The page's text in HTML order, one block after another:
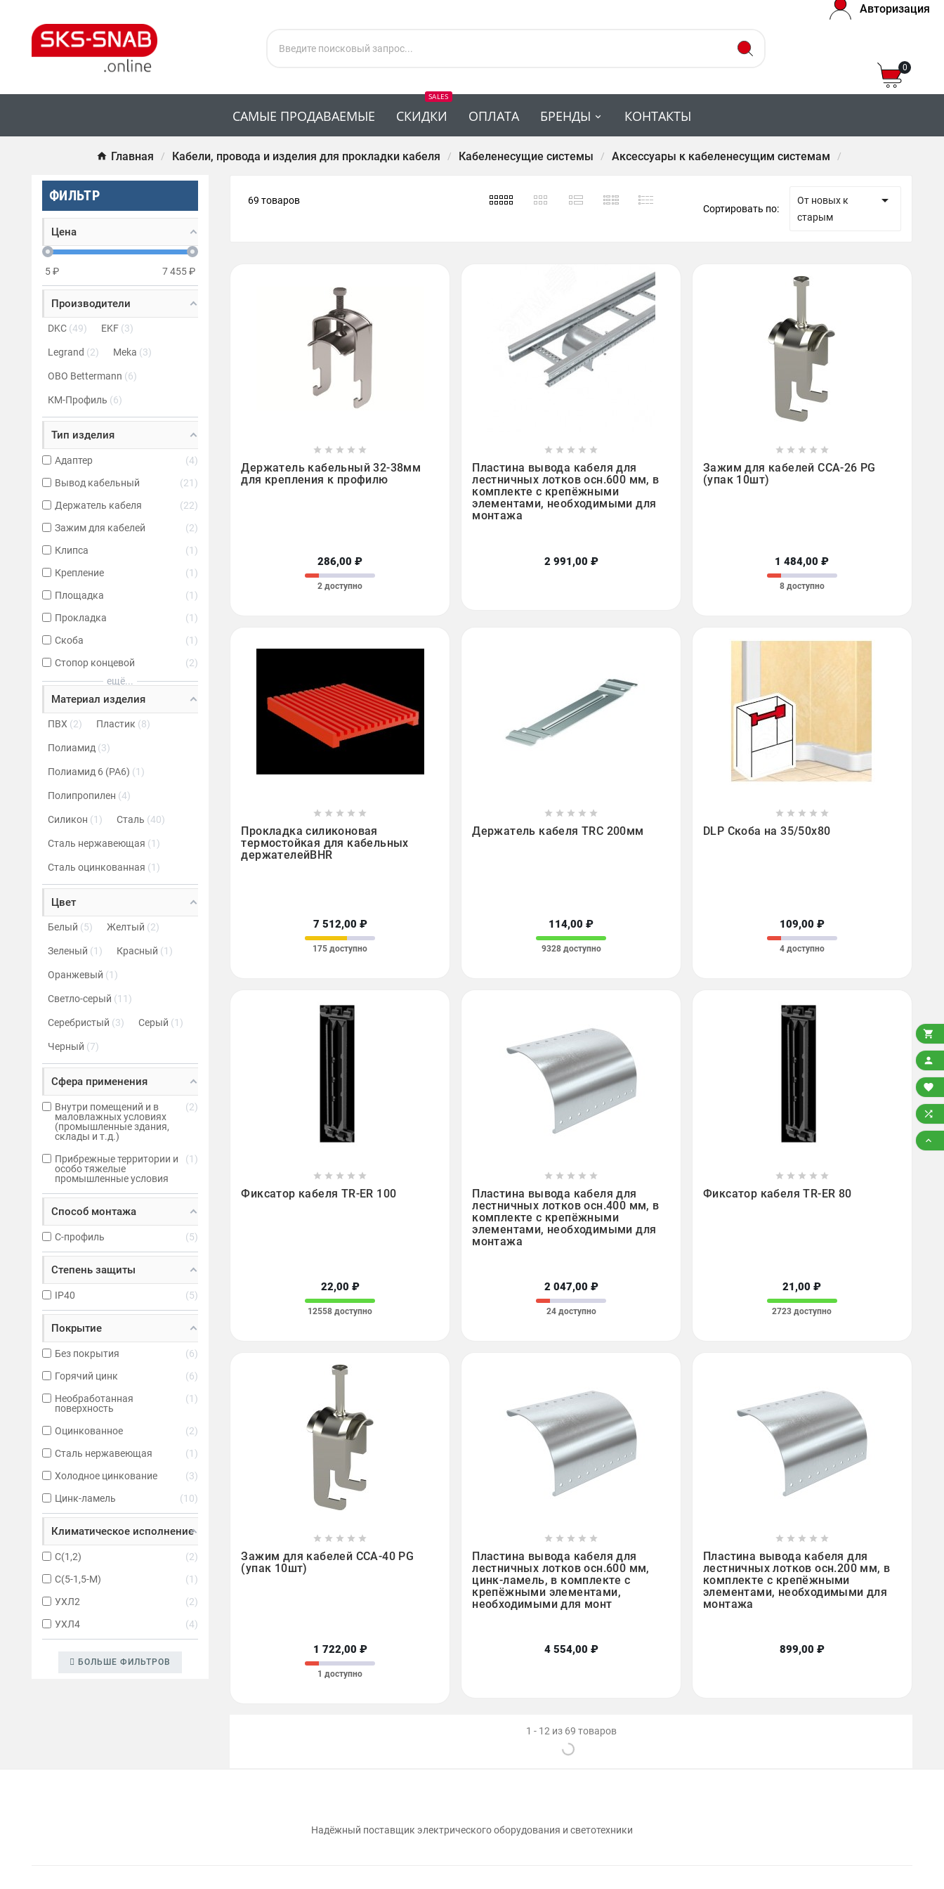
Авторизация
0
САМЫЕ ПРОДАВАЕМЫЕ СКИДКИ
SALES
ОПЛАТА БРЕНДЫ КОНТАКТЫ
Главная Кабели, провода и изделия для прокладки кабеля Кабеленесущие системы Аксессуары к кабеленесущим системам
ФИЛЬТР
Цена
5₽ 7 455₽
Производители
DKC 49 EKF 3
Legrand 2 Meka 3
OBO Bettermann 6
КМ-Профиль 6
Тип изделия
Адаптер
4
Вывод кабельный
21
Держатель кабеля
22
Зажим для кабелей
2
Клипса
1
Крепление
1
Площадка
1
Прокладка
1
Скоба
1
Стопор концевой
2
ещё...
Материал изделия
ПВХ 2 Пластик 8
Полиамид 3
Полиамид 6 (PA6) 1
Полипропилен 4
Силикон 1 Сталь 40
Сталь нержавеющая 1
Сталь оцинкованная 1
Цвет
Белый 5 Желтый 2
Зеленый 1 Красный 1
Оранжевый 1
Светло-серый 11
Серебристый 3 Серый 1
Черный 7
Сфера применения
Внутри помещений и в
маловлажных условиях
(промышленные здания,
склады и т.д.)
2
Прибрежные территории и
особо тяжелые
промышленные условия
1
Способ монтажа
C-профиль 5
Степень защиты
IP40 5
Покрытие
Без покрытия
6
Горячий цинк
6
Необработанная
поверхность
1
Оцинкованное
2
Сталь нержавеющая
1
Холодное цинкование
3
Цинк-ламель
10
Климатическое исполнение
C(1,2)
2
C(5-1,5-M)
1
УХЛ2
2
УХЛ4
4
БОЛЬШЕ ФИЛЬТРОВ
69 товаров
Сортировать по:
От новых к
старым

    
Держатель кабельный 32-38мм
для крепления к профилю
286,00 ₽
2 доступно
    
Пластина вывода кабеля для
лестничных лотков осн.600 мм, в
комплекте с крепёжными
элементами, необходимыми для
монтажа
2 991,00 ₽
    
Зажим для кабелей CCA-26 PG
(упак 10шт)
1 484,00 ₽
8 доступно
 
    
Прокладка силиконовая
термостойкая для кабельных
держателейBHR
7 512,00 ₽
175 доступно
 
    
Держатель кабеля TRC 200мм
114,00 ₽
9328 доступно
 
    
DLP Скоба на 35/50х80
109,00 ₽
4 доступно
    
Фиксатор кабеля TR-ER 100
22,00 ₽
12558 доступно
    
Пластина вывода кабеля для
лестничных лотков осн.400 мм, в
комплекте с крепёжными
элементами, необходимыми для
монтажа
2 047,00 ₽
24 доступно
    
Фиксатор кабеля TR-ER 80
21,00 ₽
2723 доступно
    
Зажим для кабелей CCA-40 PG
(упак 10шт)
1 722,00 ₽
1 доступно
    
Пластина вывода кабеля для
лестничных лотков осн.600 мм,
цинк-ламель, в комплекте с
крепёжными элементами,
необходимыми для монт
4 554,00 ₽
    
Пластина вывода кабеля для
лестничных лотков осн.200 мм, в
комплекте с крепёжными
элементами, необходимыми для
монтажа
899,00 ₽
1 - 12 из 69 товаров
Надёжный поставщик электрического оборудования и светотехники




